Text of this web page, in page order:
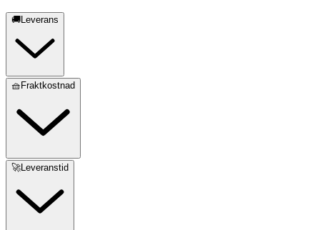
🚚Leverans
🧺Fraktkostnad
🚀Leveranstid